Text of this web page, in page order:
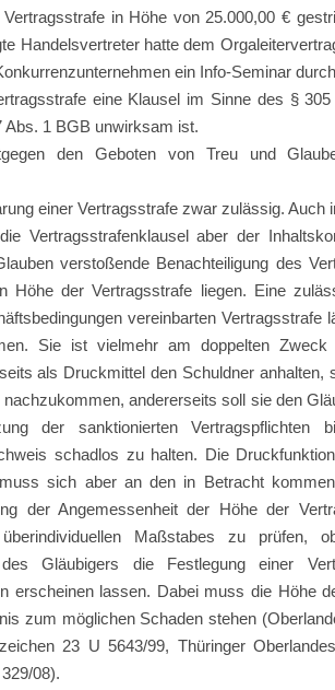
in Höhe von 25.000,00 €
Handelsvertreter hatte dem
ein Info-Seminar
eine Klausel im Sinne des § 305
Abs. 1 BGB unwirksam ist.
den Geboten von Treu und
einer Vertragsstrafe zwar zulässig. Auch
Vertragsstrafenklausel aber der
verstoßende Benachteiligung des
Höhe der Vertragsstrafe liegen. Eine
vereinbarten Vertragsstrafe
Sie ist vielmehr am doppelten Zweck
als Druckmittel den Schuldner anhalten,
andererseits soll sie den
der sanktionierten Vertragspflichten
schadlos zu halten. Die
sich aber an den in Betracht
der Angemessenheit der Höhe der
Maßstabes zu prüfen,
Gläubigers die Festlegung einer
erscheinen lassen. Dabei muss die Höhe
zum möglichen Schaden stehen
23 U 5643/99, Thüringer
08).